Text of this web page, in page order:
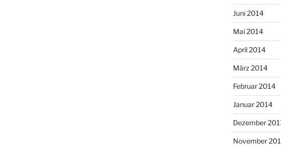
Juni 2014
Mai 2014
April 2014
März 2014
Februar 2014
Januar 2014
Dezember
November